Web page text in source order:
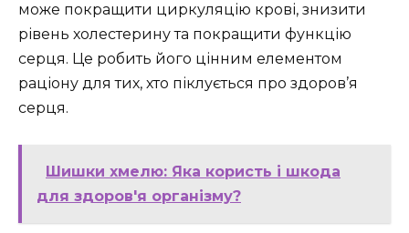
може покращити циркуляцію крові, знизити
рівень холестерину та покращити функцію
серця. Це робить його цінним елементом
раціону для тих, хто піклується про здоров’я
серця.
Шишки хмелю: Яка користь і шкода
для здоров'я організму?